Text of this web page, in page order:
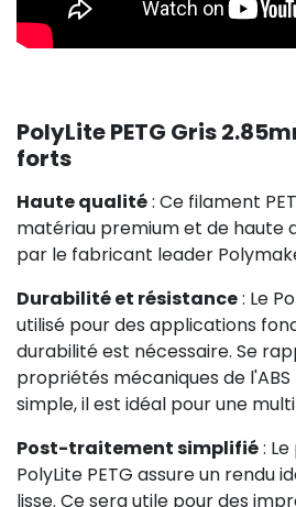
PolyLite PETG Gris
forts
Haute qualité: Ce filament
matériau premium et de haute
par le fabricant leader
Durabilité et résistance: Le
utilisé pour des applications
durabilité est nécessaire. Se
propriétés mécaniques de
simple, il est idéal pour une
Post-traitement simplifié:
PolyLite PETG assure un rendu
lisse. Ce sera utile pour des